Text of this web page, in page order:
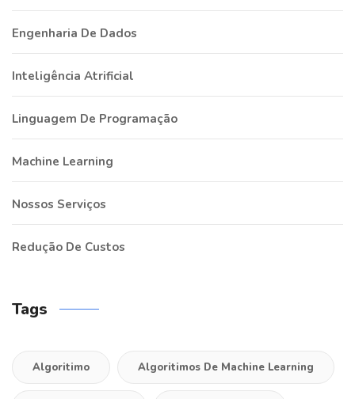
Engenharia De Dados
Inteligência Atrificial
Linguagem De Programação
Machine Learning
Nossos Serviços
Redução De Custos
Tags
Algoritimo Algoritimos De Machine Learning